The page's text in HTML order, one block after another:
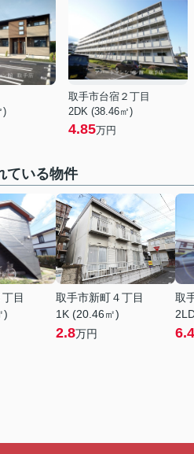
)
取手市台宿２丁目
2DK (38.46㎡)
4.85万円
ている物件
目
)
取手市新町４丁目
1K (20.46㎡)
2.8万円
取
6.4